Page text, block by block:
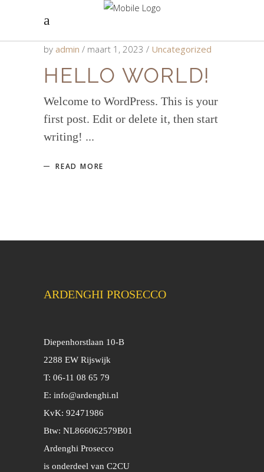
by admin maart 1, 2023 Uncategorized
HELLO WORLD!
Welcome to WordPress. This is your
first post. Edit or delete it, then start
writing!
READ MORE
ARDENGHI PROSECCO
Diepenhorstlaan 10-B
2288 EW Rijswijk
T: 06-11 08 65 79
E: info@ardenghi.nl
KvK: 92471986
Btw: NL866062579B01
Ardenghi Prosecco
is onderdeel van C2CU